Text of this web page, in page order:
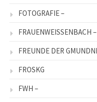
FOTOGRAFIE –
FRAUENWEISSENBACH –
FREUNDE DER
FROSKG
FWH –